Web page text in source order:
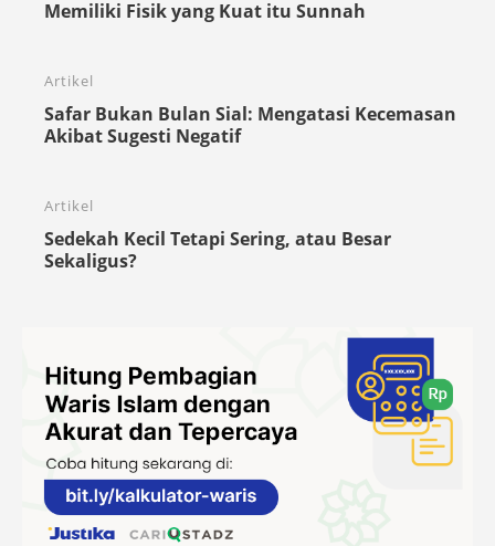
Memiliki Fisik yang Kuat itu Sunnah
Artikel
Safar Bukan Bulan Sial: Mengatasi Kecemasan
Akibat Sugesti Negatif
Artikel
Sedekah Kecil Tetapi Sering, atau Besar
Sekaligus?